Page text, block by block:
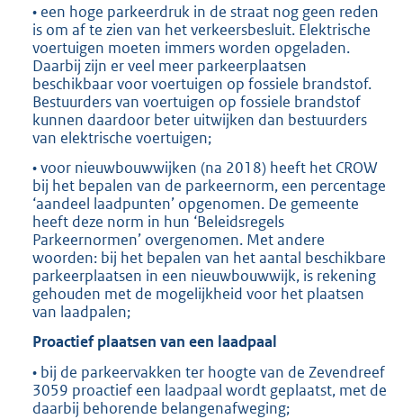
• een hoge parkeerdruk in de straat nog geen reden
is om af te zien van het verkeersbesluit. Elektrische
voertuigen moeten immers worden opgeladen.
Daarbij zijn er veel meer parkeerplaatsen
beschikbaar voor voertuigen op fossiele brandstof.
Bestuurders van voertuigen op fossiele brandstof
kunnen daardoor beter uitwijken dan bestuurders
van elektrische voertuigen;
• voor nieuwbouwwijken (na 2018) heeft het CROW
bij het bepalen van de parkeernorm, een percentage
‘aandeel laadpunten’ opgenomen. De gemeente
heeft deze norm in hun ‘Beleidsregels
Parkeernormen’ overgenomen. Met andere
woorden: bij het bepalen van het aantal beschikbare
parkeerplaatsen in een nieuwbouwwijk, is rekening
gehouden met de mogelijkheid voor het plaatsen
van laadpalen;
Proactief plaatsen van een laadpaal
• bij de parkeervakken ter hoogte van de Zevendreef
3059 proactief een laadpaal wordt geplaatst, met de
daarbij behorende belangenafweging;